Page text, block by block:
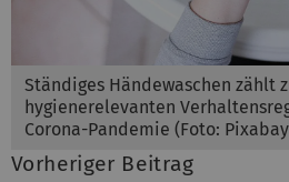
Ständiges Händewaschen zählt
hygienerelevanten
Corona-Pandemie (Foto:
Vorheriger Beitrag